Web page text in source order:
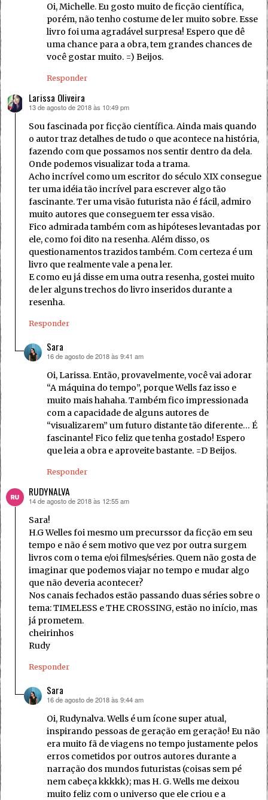
Oi, Michelle. Eu gosto muito de ficção científica,
porém, não tenho costume de ler muito sobre. Esse
livro foi uma agradável surpresa! Espero que dê
uma chance para a obra, tem grandes chances de
você gostar muito. =) Beijos.
Responder
Larissa Oliveira
disse:
13 de agosto de 2018 às 10:49 pm
Sou fascinada por ficção científica. Ainda mais quando
o autor traz detalhes de tudo o que acontece na história,
fazendo com que possamos nos sentir dentro da dela.
Onde podemos visualizar toda a trama.
Acho incrível como um escritor do século XIX consegue
ter uma idéia tão incrível para escrever algo tão
fascinante. Ter uma visão futurista não é fácil, admiro
muito autores que conseguem ter essa visão.
Fico admirada também com as hipóteses levantadas por
ele, como foi dito na resenha. Além disso, os
questionamentos trazidos também. Com certeza é um
livro que realmente vale a pena ler.
E como eu já disse em uma outra resenha, gostei muito
de ler alguns trechos do livro inseridos durante a
resenha.
Responder
Sara
disse:
16 de agosto de 2018 às 9:41 am
Oi, Larissa. Então, provavelmente, você vai adorar
“A máquina do tempo”, porque Wells faz isso e
muito mais hahaha. Também fico impressionada
com a capacidade de alguns autores de
“visualizarem” um futuro distante tão diferente… É
fascinante! Fico feliz que tenha gostado! Espero
que leia a obra e aproveite bastante. =D Beijos.
Responder
RUDYNALVA
disse:
14 de agosto de 2018 às 12:55 am
Sara!
H.G Welles foi mesmo um precurssor da ficção em seu
tempo e não é sem motivo que vez por outra surgem
livros com o tema e/oi filmes/séries. Quem não gosta de
imaginar que podemos viajar no tempo e mudar algo
que não deveria acontecer?
Nos canais fechados estão passando duas séries sobre o
tema: TIMELESS e THE CROSSING, estão no início, mas
já prometem.
cheirinhos
Rudy
Responder
Sara
disse:
16 de agosto de 2018 às 9:44 am
Oi, Rudynalva. Wells é um ícone super atual,
inspirando pessoas de geração em geração! Eu não
era muito fã de viagens no tempo justamente pelos
erros cometidos por outros autores durante a
narração dos mundos futuristas (coisas sem pé
nem cabeça kkkkk); mas H. G. Wells me deixou
muito feliz com o universo que ele criou e a